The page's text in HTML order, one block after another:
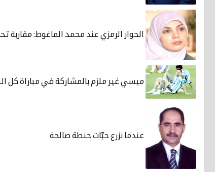
الحوار الرمزي عند محمد الماغوط: مقاربة
ميسي غير ملزم بالمشاركة في مباراة كل
عندما نزرع حبّات حنطة صالحة